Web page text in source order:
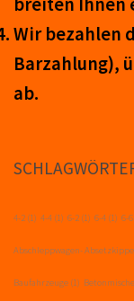
Wir be­zahl­en
Barzahlung),
ab.
4-2 (1) 4-4 (1) 6-2 (1) 6-4 (1) 6-6
Abschleppwagen-
Baufahrzeuge (1)